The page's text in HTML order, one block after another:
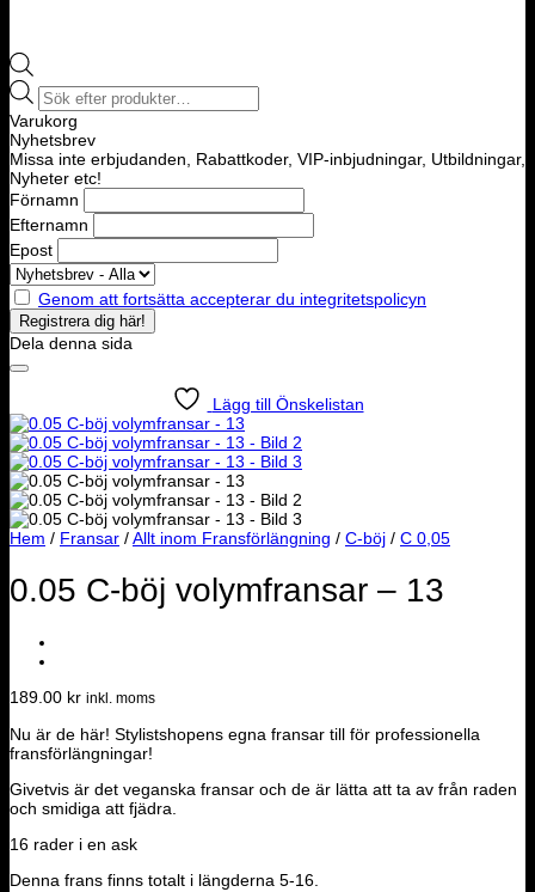
Products
search
Varukorg
Nyhetsbrev
Missa inte erbjudanden, Rabattkoder, VIP-inbjudningar, Utbildningar,
Nyheter etc!
Förnamn
Efternamn
Epost
Genom att fortsätta accepterar du integritetspolicyn
Dela denna sida
Lägg till Önskelistan
Hem / Fransar /Allt inom Fransförlängning / C-böj / C 0,05
0.05 C-böj volymfransar – 13
189.00 kr inkl. moms
Nu är de här! Stylistshopens egna fransar till för professionella
fransförlängningar!
Givetvis är det veganska fransar och de är lätta att ta av från raden
och smidiga att fjädra.
16 rader i en ask
Denna frans finns totalt i längderna 5-16.